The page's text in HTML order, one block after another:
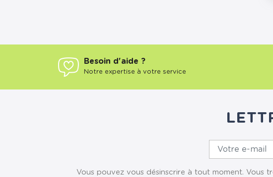
Besoin d'aide ?
Notre expertise à votre service
Vous pouvez vous désinscrire à tout moment. Vous